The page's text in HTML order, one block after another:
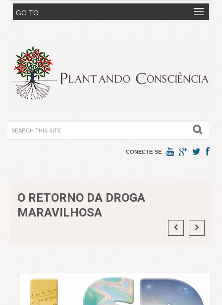
CONECTE-SE
O RETORNO DA DROGA
MARAVILHOSA